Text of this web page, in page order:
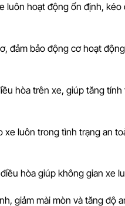
luôn hoạt động ổn định,
đảm bảo động cơ hoạt
hòa trên xe, giúp tăng
xe luôn trong tình trạng an
hòa giúp không gian xe
giảm mài mòn và tăng độ